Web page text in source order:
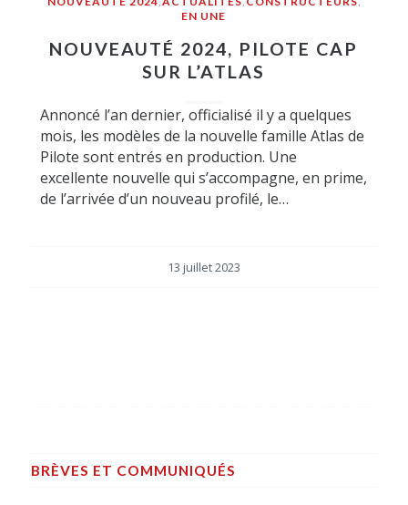
EN UNE
NOUVEAUTÉ 2024, PILOTE CAP
SUR L’ATLAS
Annoncé l’an dernier, officialisé il y a quelques
mois, les modèles de la nouvelle famille Atlas de
Pilote sont entrés en production. Une
excellente nouvelle qui s’accompagne, en prime,
de l’arrivée d’un nouveau profilé, le…
13 juillet 2023
BRÈVES ET COMMUNIQUÉS